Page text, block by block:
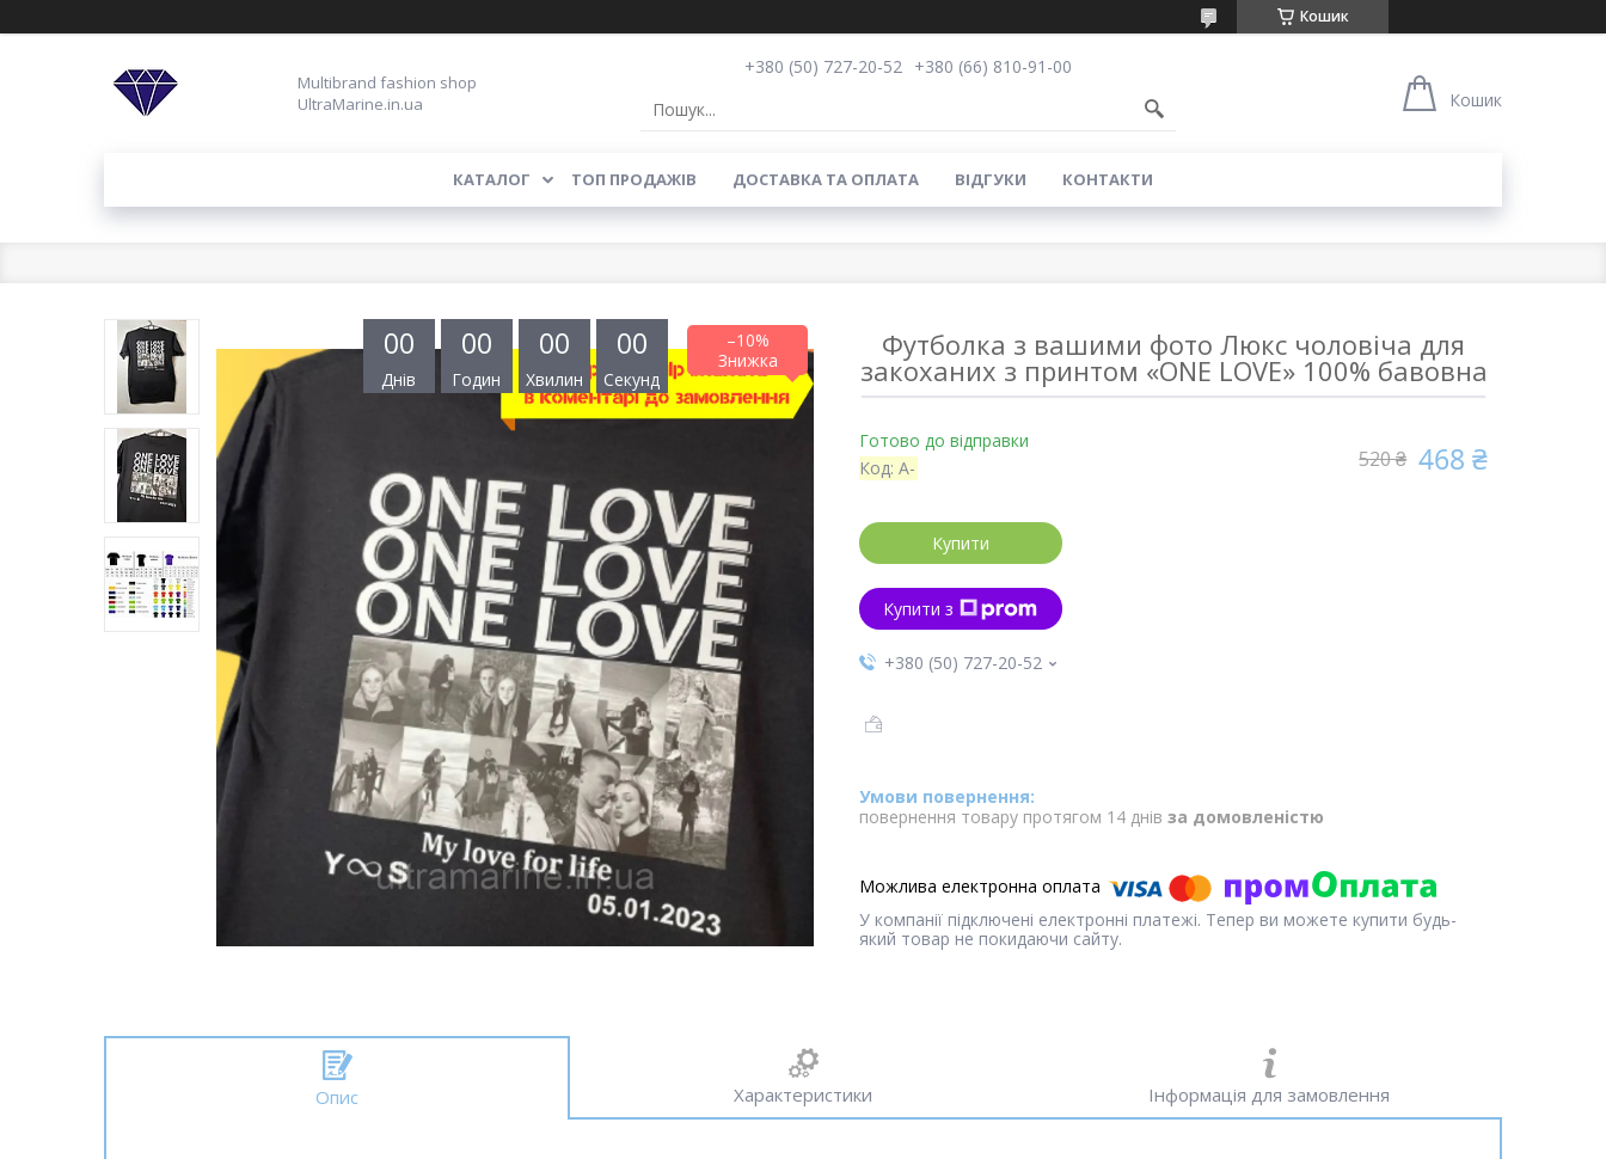
Кошик
Multibrand fashion shop
UltraMarine.in.ua
+380 (50) 727-20-52 +380 (66) 810-91-00
Кошик
КАТАЛОГ ТОП ПРОДАЖІВ ДОСТАВКА ТА ОПЛАТА ВІДГУКИ КОНТАКТИ
–10%
00
Днів
00
Годин
00
Хвилин
00
Секунд
Футболка з вашими фото Люкс чоловіча для
закоханих з принтом «ONE LOVE» 100% бавовна
Готово до відправки
Код: A- 520 ₴ 468 ₴
Купити
Купити з
+380 (50) 727-20-52
повернення товару протягом 14 днів за домовленістю
У компанії підключені електронні платежі. Тепер ви можете купити будь-
який товар не покидаючи сайту.
Опис Характеристики Інформація для замовлення